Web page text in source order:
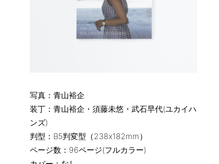
写真：青山裕企
装丁：青山裕企・須藤未悠・武石早代(ユカイハ
ンズ)
判型：B5判変型（238x182mm）
ページ数：96ページ(フルカラー)